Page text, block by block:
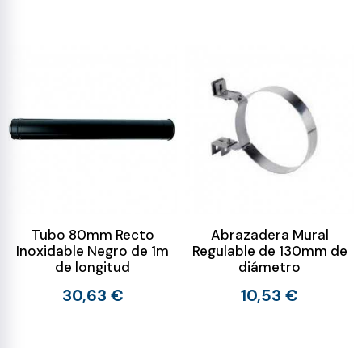
Tubo 80mm Recto
Inoxidable Negro de 1m
de longitud
30,63 €
Abrazadera Mural
Regulable de 130mm de
diámetro
10,53 €